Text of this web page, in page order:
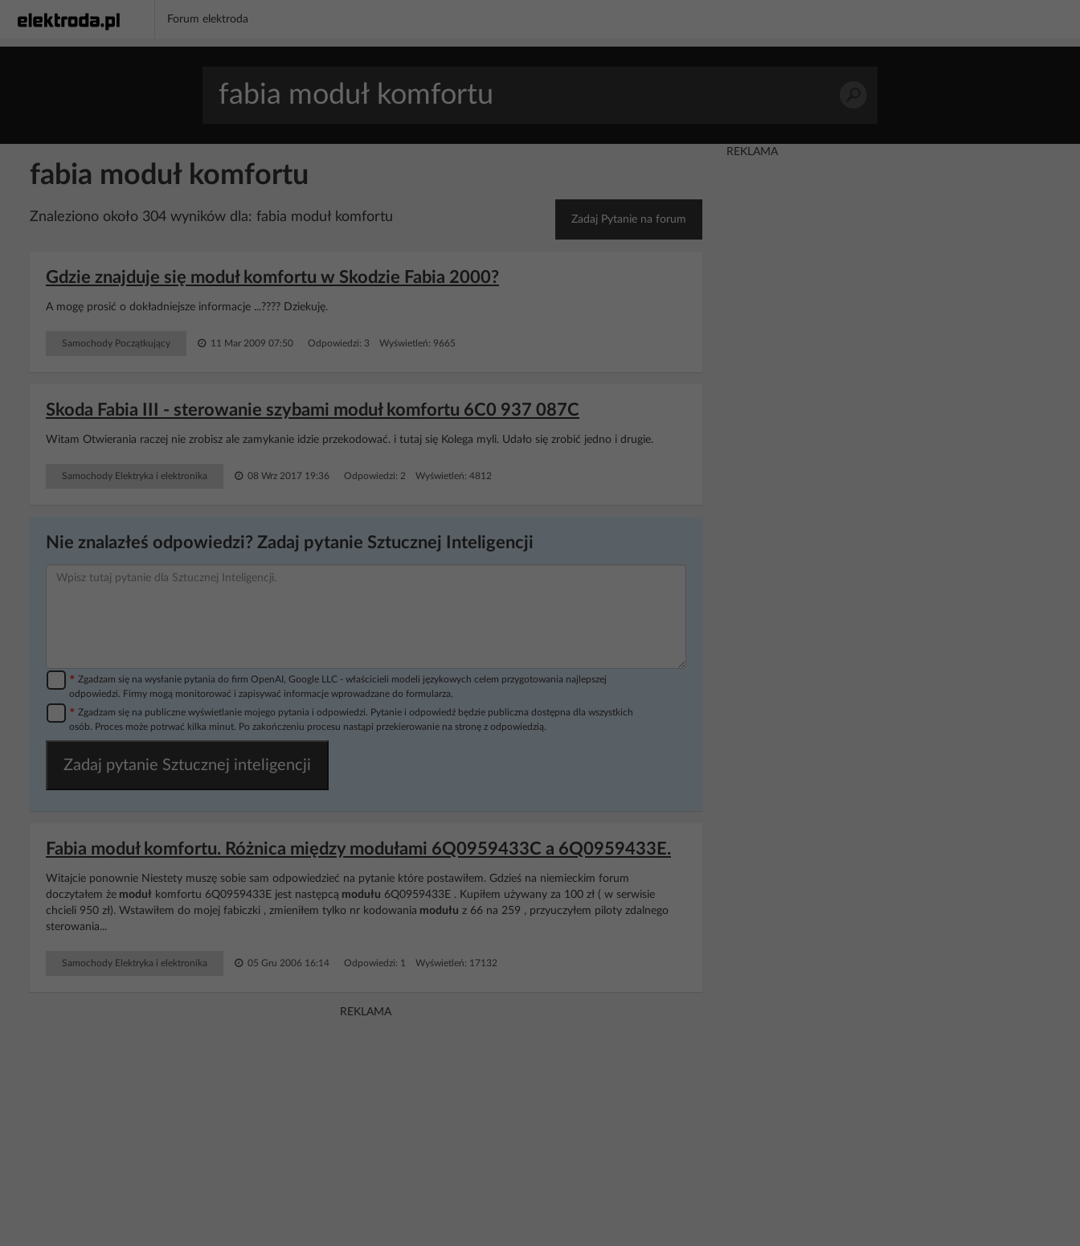
Forum elektroda
fabia moduł komfortu
Znaleziono około 304 wyników dla: fabia moduł komfortu Zadaj Pytanie na forum
Gdzie znajduje się moduł komfortu w Skodzie Fabia 2000?
A mogę prosić o dokładniejsze informacje ...???? Dziekuję.
Samochody Początkujący 11 Mar 2009 07:50 Odpowiedzi: 3 Wyświetleń: 9665
Skoda Fabia III - sterowanie szybami moduł komfortu 6C0 937 087C
Witam Otwierania raczej nie zrobisz ale zamykanie idzie przekodować. i tutaj się Kolega myli. Udało się zrobić jedno i drugie.
Samochody Elektryka i elektronika 08 Wrz 2017 19:36 Odpowiedzi: 2 Wyświetleń: 4812
Nie znalazłeś odpowiedzi? Zadaj pytanie Sztucznej Inteligencji
* Zgadzam się na wysłanie pytania do firm OpenAI, Google LLC - właścicieli modeli językowych celem przygotowania najlepszej
odpowiedzi. Firmy mogą monitorować i zapisywać informacje wprowadzane do formularza.
* Zgadzam się na publiczne wyświetlanie mojego pytania i odpowiedzi. Pytanie i odpowiedź będzie publiczna dostępna dla wszystkich
osób. Proces może potrwać kilka minut. Po zakończeniu procesu nastąpi przekierowanie na stronę z odpowiedzią.
Zadaj pytanie Sztucznej inteligencji
Fabia moduł komfortu. Różnica między modułami 6Q0959433C a 6Q0959433E.
Witajcie ponownie Niestety muszę sobie sam odpowiedzieć na pytanie które postawiłem. Gdzieś na niemieckim forum
doczytałem że moduł komfortu 6Q0959433E jest następcą modułu 6Q0959433E . Kupiłem używany za 100 zł ( w serwisie
chcieli 950 zł). Wstawiłem do mojej fabiczki , zmieniłem tylko nr kodowania modułu z 66 na 259 , przyuczyłem piloty zdalnego
sterowania...
Samochody Elektryka i elektronika 05 Gru 2006 16:14 Odpowiedzi: 1 Wyświetleń: 17132
REKLAMA
REKLAMA